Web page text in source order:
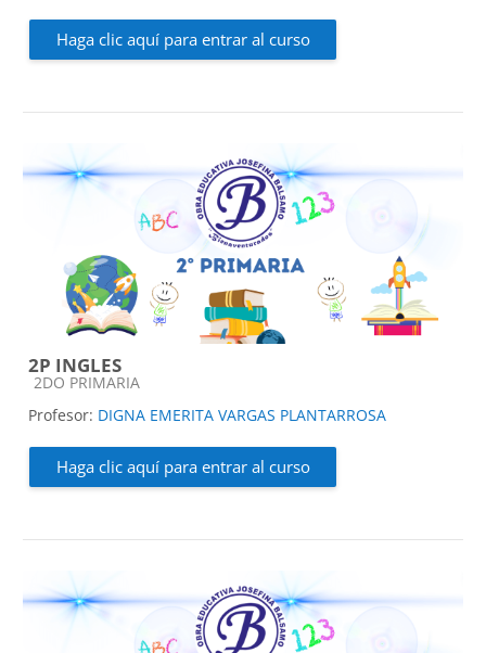
Haga clic aquí para entrar al curso
2P INGLES
Categoría de cursos
2DO PRIMARIA
Profesor: DIGNA EMERITA VARGAS PLANTARROSA
Haga clic aquí para entrar al curso